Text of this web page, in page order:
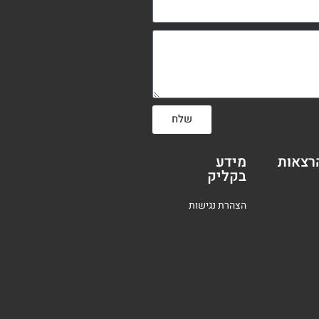
שלח
מידע
בקליק
הצהרת נגישות